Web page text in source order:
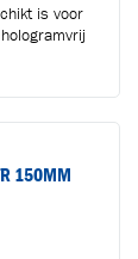
is voor
150MM